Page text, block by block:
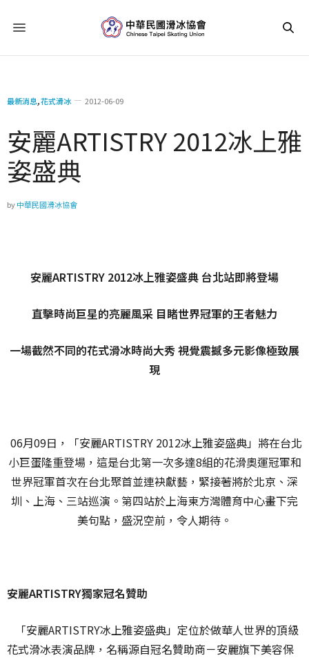
最新消息,花式滑冰 2012-06-09
安麗ARTISTRY 2012冰上雅
姿盛典
by中華民國滑冰協會
安麗ARTISTRY 2012冰上雅姿盛典 台北站即將登場
直擊時尚巨星的亮麗風采 目睹世界冠軍的王者魅力
一場截然不同的花式滑冰時尚大秀 視覺震撼多元影像極致展
現
06月09日，「安麗ARTISTRY 2012冰上雅姿盛典」將在台北
小巨蛋隆重登場，這是台北第一次多達8組的花滑奧運冠軍和
世界冠軍首次在台北聚首並連袂獻藝，緊接著將於北京、深
圳、上海、三站巡演。第四站於上海東方灣體育中心畫下完
美句點，盛況空前，令人期待。
安麗ARTISTRY獨家冠名贊助
「安麗ARTISTRY冰上雅姿盛典」定位於做華人世界的頂級
花式滑冰表演品牌，名稱源自冠名贊助商－安麗旗下美容保